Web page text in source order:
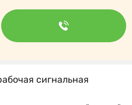
сигнальная